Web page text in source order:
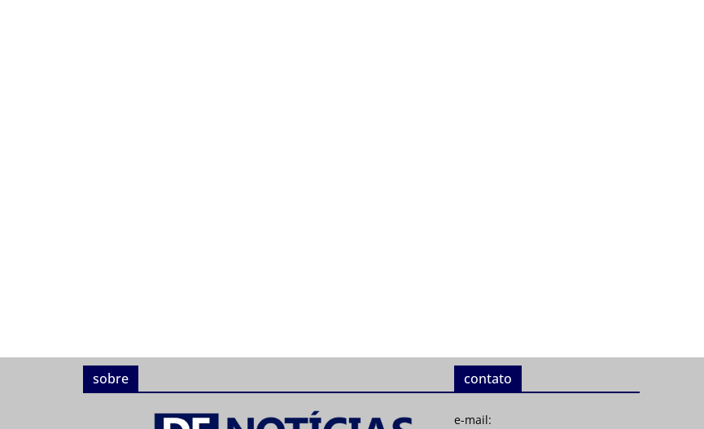
sobre contato
e-mail: